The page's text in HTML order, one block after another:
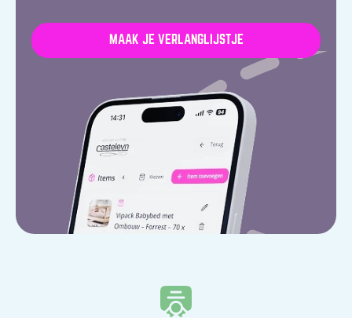
MAAK JE VERLANGLIJSTJE